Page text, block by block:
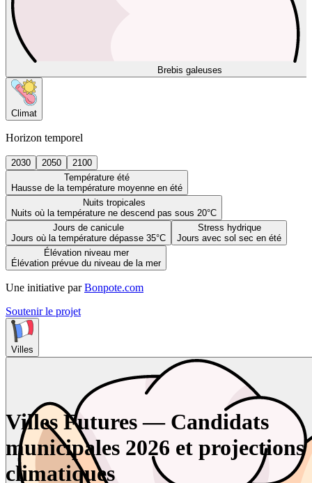
Brebis galeuses
Climat
Horizon temporel
2030 2050
2100
Température été
Hausse de la température moyenne en été
Nuits tropicales
Nuits où la température ne descend pas sous 20°C
Jours de canicule
Jours où la température dépasse 35°C
Stress hydrique
Jours avec sol sec en été
Élévation niveau mer
Élévation prévue du niveau de la mer
Une initiative par Bonpote.com
Soutenir le projet
Villes
Villes Futures — Candidats
municipales 2026 et projections
climatiques